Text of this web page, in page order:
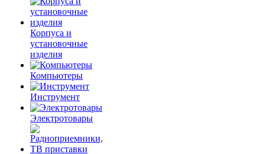
Корпуса и
установочные
изделия
Компьютеры
Инструмент
Электротовары